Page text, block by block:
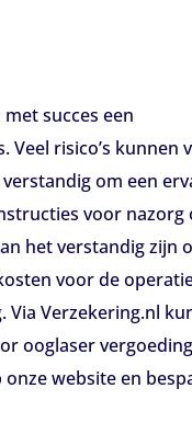
succes een
risico’s kunnen
om een
voor nazorg
het verstandig zijn
voor de
Verzekering.nl
ooglaser
website en